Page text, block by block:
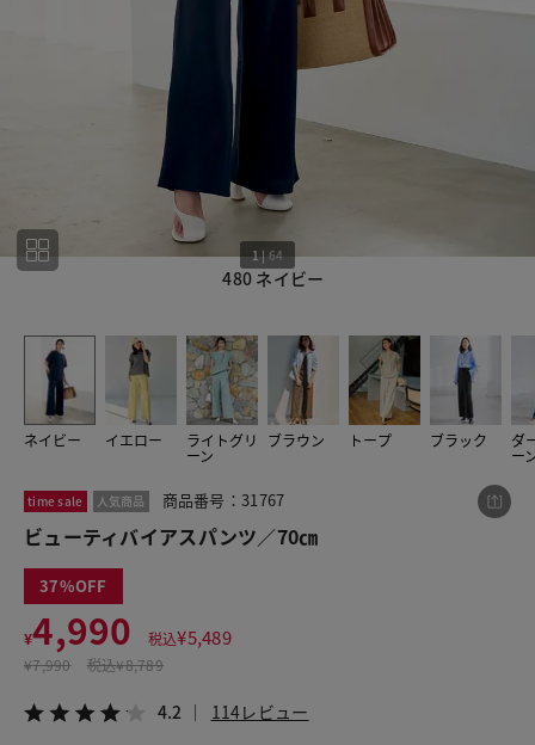
480 ネイビー
1| 64
ネイビー イエロー ライトグリ
ーン
ブラウン トープ ブラック ダ
ー
1 64
time sale 人気商品 商品番号：31767
ビューティバイアスパンツ／70㎝
37
¥4,990 税込¥5,489
¥7,990 税込¥8,789
4.2 114レビュー
この商品をシェアする